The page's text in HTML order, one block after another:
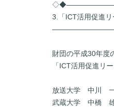
3.「ICT活用促進リ
財団の平成30年度
「ICT活用促進リ
放送大学 中川
武蔵大学 中橋 雄